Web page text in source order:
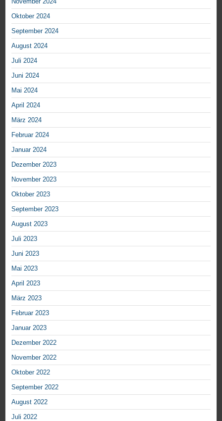
Oktober 2024
September 2024
August 2024
Juli 2024
Juni 2024
Mai 2024
April 2024
März 2024
Februar 2024
Januar 2024
Dezember 2023
November 2023
Oktober 2023
September 2023
August 2023
Juli 2023
Juni 2023
Mai 2023
April 2023
März 2023
Februar 2023
Januar 2023
Dezember 2022
November 2022
Oktober 2022
September 2022
August 2022
Juli 2022